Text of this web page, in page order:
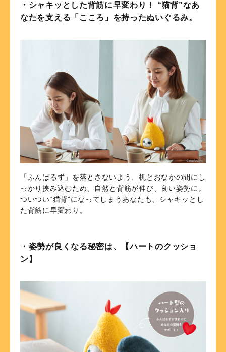
・シャキッとした背筋に早変わり！ “猫背”なあ
なたを支える「こころ」を持ったぬいぐるみ。
「ふんばるず」を落とさないよう、机とおなかの間にし
っかり挟み込むため、自然と背筋が伸び、良い姿勢に。
ついつい“猫背”になってしまうあなたも、シャキッとし
た背筋に早変わり。
・姿勢が良くなる秘密は、【ハートのクッショ
ン】